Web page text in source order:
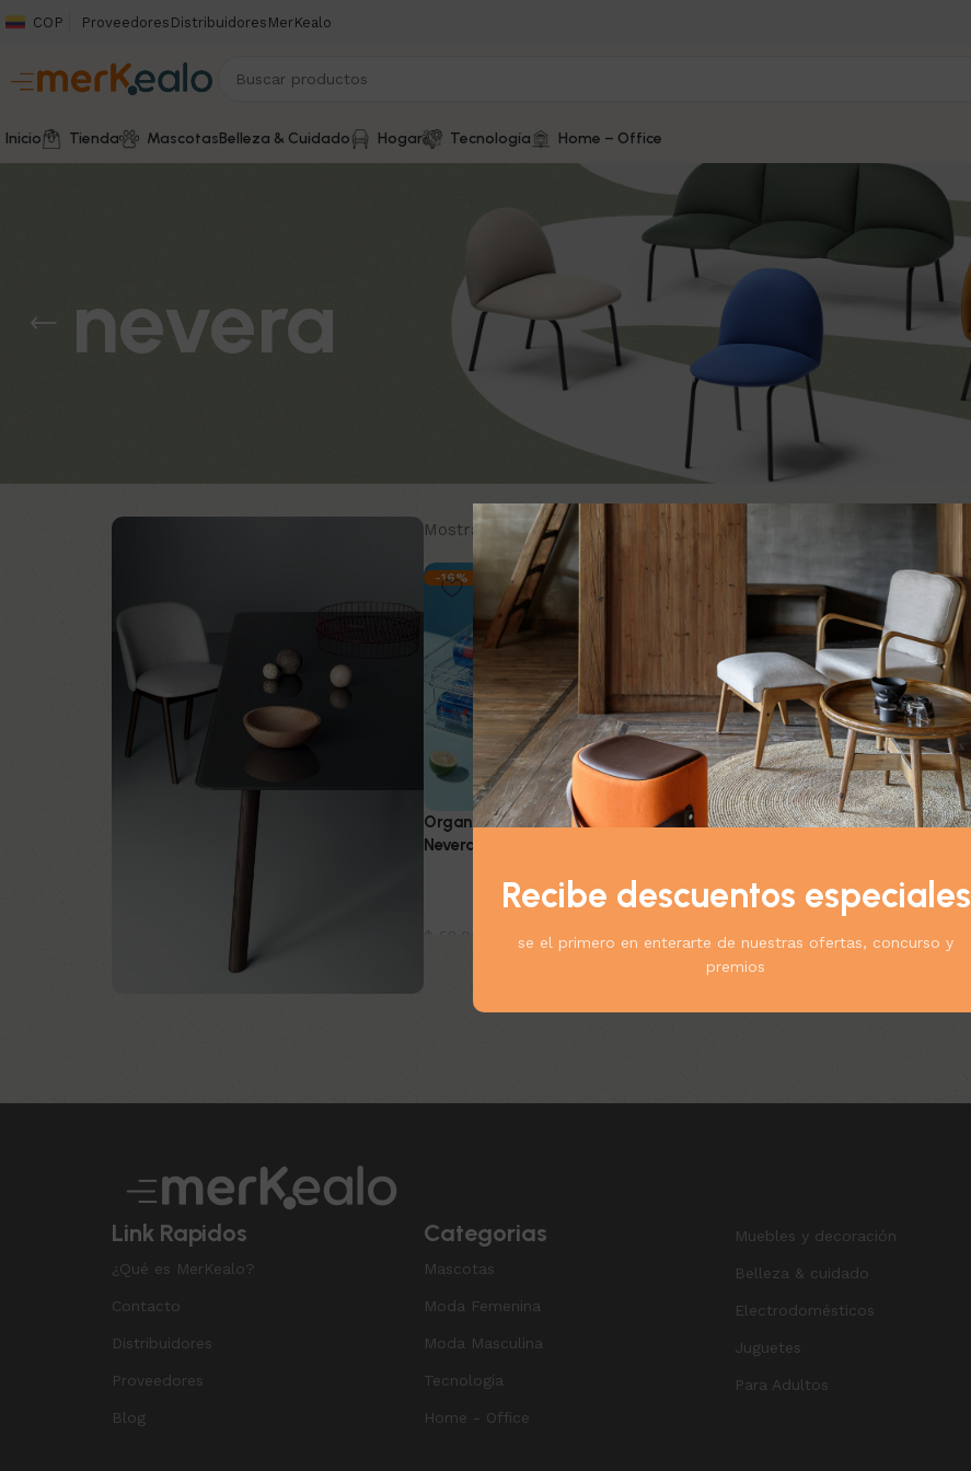
Recibe descuentos especiales
se el primero en enterarte de nuestras ofertas, concurso y
premios
COP Proveedores Distribuidores MerKealo
Inicio Tienda MascotasBelleza & Cuidado Hogar Tecnología Home – Office
nevera
Mostrando el único resultado
-16%
Organizador de Latas para
Nevera
Muebles & Decoración,
Organizadores ,Hogar
48.900
Link Rapidos
¿Qué es MerKealo?
Contacto
Distribuidores
Proveedores
Blog
Categorias
Mascotas
Moda Femenina
Moda Masculina
Tecnología
Home - Office
Muebles y decoración
Belleza & cuidado
Electrodomésticos
Juguetes
Para Adultos